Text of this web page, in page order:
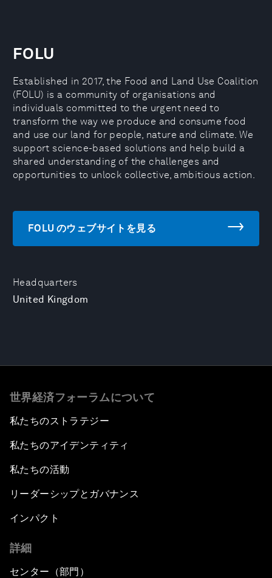
Headquarters
United Kingdom
FOLU
Established in 2017, the Food and Land Use Coalition
(FOLU) is a community of organisations and
individuals committed to the urgent need to
transform the way we produce and consume food
and use our land for people, nature and climate. We
support science-based solutions and help build a
shared understanding of the challenges and
opportunities to unlock collective, ambitious action.
FOLU のウェブサイトを見る
世界経済フォーラムについて
私たちのストラテジー
私たちのアイデンティティ
私たちの活動
リーダーシップとガバナンス
インパクト
詳細
センター（部門）